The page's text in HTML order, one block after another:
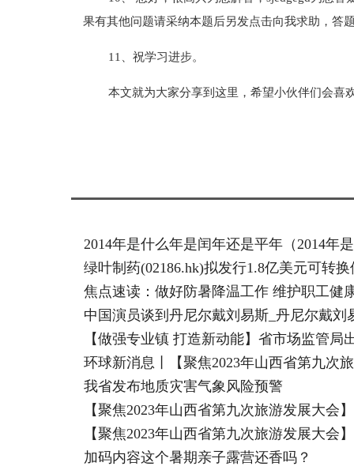
果有其他问题请采纳本题后另发点击向我求助，答
11、祝学习进步。
本文就为大家分享到这里，希望小伙伴们会喜
2014年是什么年是闰年还是平年（2014年
绿叶制药(02186.hk)拟发行1.8亿美元可转换
焦点速读：做好防暑降温工作 维护职工健
中国演员谈到丹尼尔戴刘易斯_丹尼尔戴刘
【做强专业镇 打造新动能】省市场监管
我省发布地质灾害气象风险预警
【聚焦2023年山西省第九次旅游发展大会
【聚焦2023年山西省第九次旅游发展大会
加码内容这个暑期亲子露营还香吗？